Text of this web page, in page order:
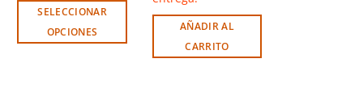
SELECCIONAR
OPCIONES
AÑADIR AL
CARRITO